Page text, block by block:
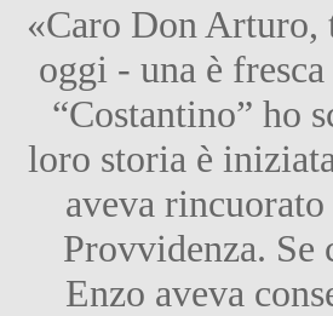
«Caro Don Arturo,
oggi - una è
“Costantino” ho
loro storia è
aveva
Provvidenza. Se
Enzo aveva